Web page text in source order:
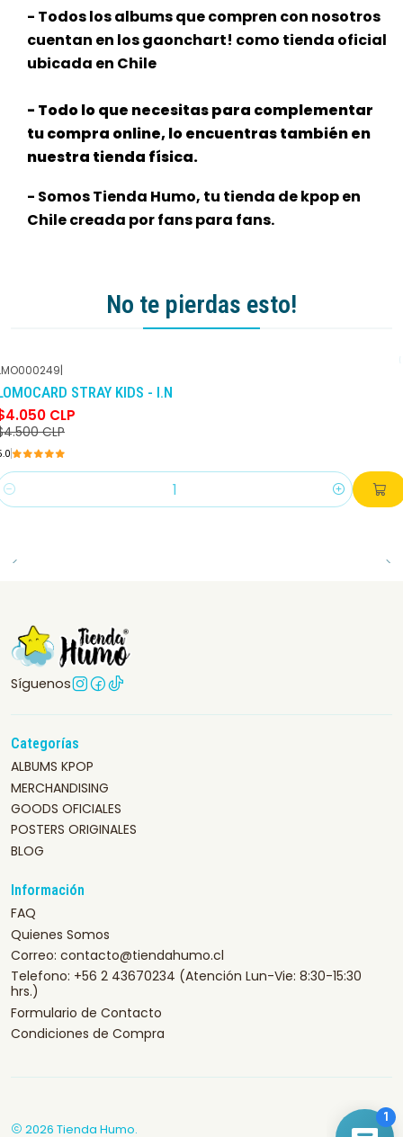
- Todos los albums que compren con nosotros
cuentan en los gaonchart! como tienda oficial
ubicada en Chile
- Todo lo que necesitas para complementar
tu compra online, lo encuentras también en
nuestra tienda física.
- Somos Tienda Humo, tu tienda de kpop en
Chile creada por fans para fans.
No te pierdas esto!
-10% DCTO
|
STRAY KIDS - I.N
CLP
CLP
Síguenos
Categorías
ALBUMS KPOP
MERCHANDISING
GOODS OFICIALES
POSTERS ORIGINALES
BLOG
Información
FAQ
Quienes Somos
Correo: contacto@tiendahumo.cl
Telefono: +56 2 43670234 (Atención Lun-Vie: 8:30-15:30
hrs.)
Formulario de Contacto
Condiciones de Compra
2026 Tienda Humo.